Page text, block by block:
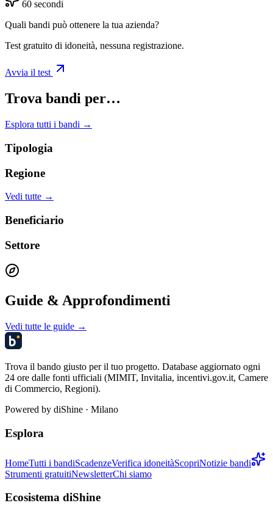
60 secondi
Quali bandi può ottenere la tua azienda?
Test gratuito di idoneità, nessuna registrazione.
Avvia il test
Trova bandi per…
Esplora tutti i bandi →
Tipologia
Regione
Vedi tutte →
Beneficiario
Settore
Guide & Approfondimenti
Vedi tutte le guide →
Trova il bando giusto per il tuo progetto. Database aggiornato ogni
24 ore dalle fonti ufficiali (MIMIT, Invitalia, incentivi.gov.it, Camere
di Commercio, Regioni).
Powered by diShine · Milano
Esplora
HomeTutti i bandiScadenzeVerifica idoneitàScopriNotizie bandi
Strumenti gratuitiNewsletterChi siamo
Ecosistema diShine